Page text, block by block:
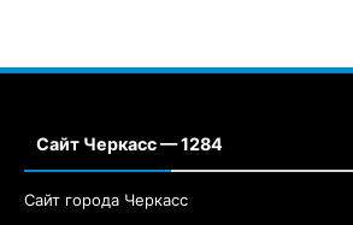
Сайт Черкасс — 1284
Сайт города Черкасс